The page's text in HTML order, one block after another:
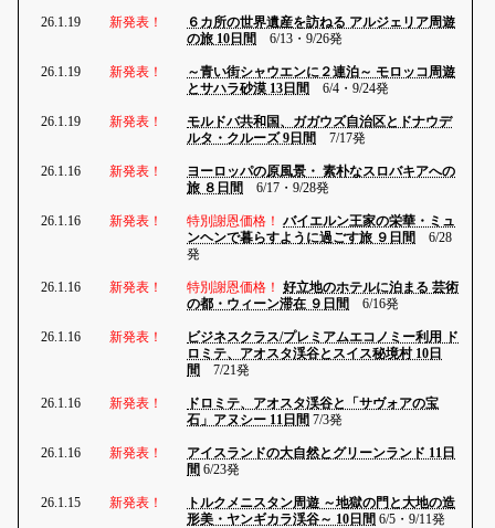
26.1.19 新発表！
６カ所の世界遺産を訪ねる アルジェリア周遊
の旅 10日間
6/13・9/26発
26.1.19 新発表！
～青い街シャウエンに２連泊～ モロッコ周遊
とサハラ砂漠 13日間
6/4・9/24発
26.1.19 新発表！
モルドバ共和国、ガガウズ自治区とドナウデ
ルタ・クルーズ 9日間
7/17発
26.1.16 新発表！
ヨーロッパの原風景・ 素朴なスロバキアへの
旅 ８日間
6/17・9/28発
26.1.16 新発表！ 特別謝恩価格！バイエルン王家の栄華・ミュ
ンヘンで暮らすように過ごす旅 ９日間
6/28
発
26.1.16 新発表！ 特別謝恩価格！好立地のホテルに泊まる 芸術
の都・ウィーン滞在 ９日間
6/16発
26.1.16 新発表！
ビジネスクラス/プレミアムエコノミー利用 ド
ロミテ、アオスタ渓谷とスイス秘境村 10日
間
7/21発
26.1.16 新発表！
ドロミテ、アオスタ渓谷と「サヴォアの宝
石」アヌシー 11日間 7/3発
26.1.16 新発表！
アイスランドの大自然とグリーンランド 11日
間 6/23発
26.1.15 新発表！
トルクメニスタン周遊 ～地獄の門と大地の造
形美・ヤンギカラ渓谷～ 10日間 6/5・9/11発